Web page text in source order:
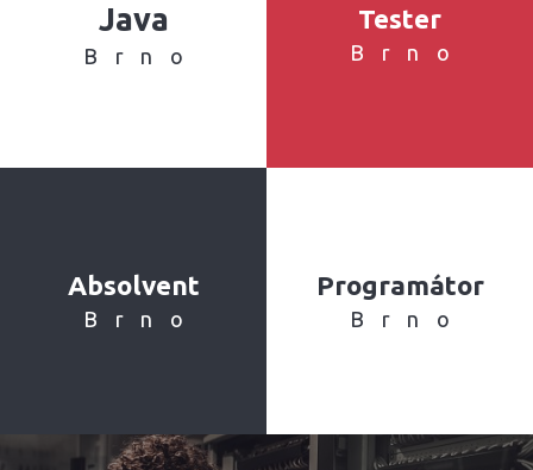
Java
Brno
Tester
Brno
Absolvent
Brno
Programátor
Brno